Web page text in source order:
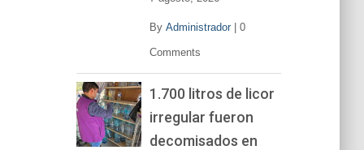
By Administrador| 0
Comments
1.700 litros de licor
irregular fueron
decomisados en